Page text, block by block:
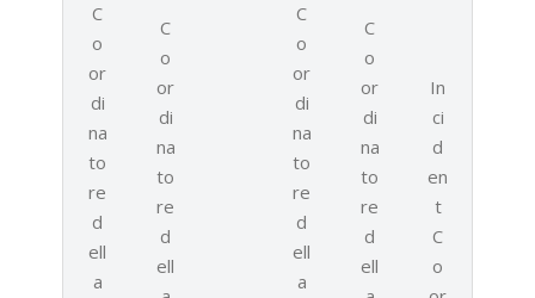
C
o
or
di
na
to
re
d
ell
a
C
o
or
di
na
to
re
d
ell
C
o
or
di
na
to
re
d
ell
a
C
o
or
di
na
to
re
d
ell
In
ci
d
en
t
C
o